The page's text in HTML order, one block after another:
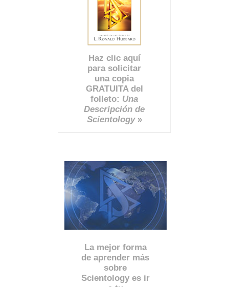
Haz clic aquí
para solicitar
una copia
GRATUITA del
folleto: Una
Descripción de
Scientology»
La mejor forma
de aprender más
sobre
Scientology es ir